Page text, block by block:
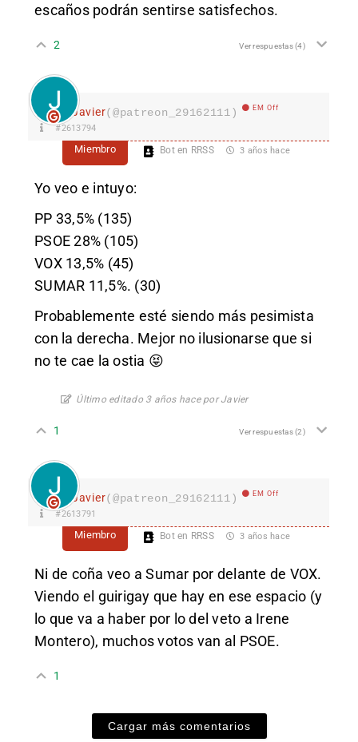
escaños podrán sentirse satisfechos.
2 Ver respuestas(4)
Javier(@patreon_29162111) EM Off
#2613794
Miembro Bot en RRSS 3 años hace
Yo veo e intuyo:
PP 33,5% (135)
PSOE 28% (105)
VOX 13,5% (45)
SUMAR 11,5%. (30)
Probablemente esté siendo más pesimista
con la derecha. Mejor no ilusionarse que si
no te cae la ostia 😝
Último editado 3 años hace por Javier
1 Ver respuestas(2)
Javier(@patreon_29162111) EM Off
#2613791
Miembro Bot en RRSS 3 años hace
Ni de coña veo a Sumar por delante de VOX.
Viendo el guirigay que hay en ese espacio (y
lo que va a haber por lo del veto a Irene
Montero), muchos votos van al PSOE.
1
Cargar más comentarios